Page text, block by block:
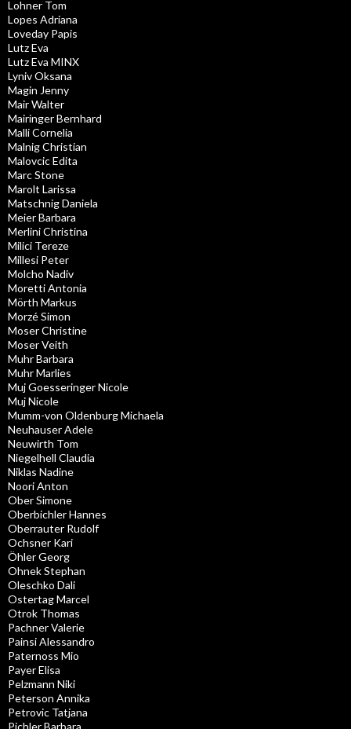
Lohner Tom
Lopes Adriana
Loveday Papis
Lutz Eva
Lutz Eva MINX
Lyniv Oksana
Magin Jenny
Mair Walter
Mairinger Bernhard
Malli Cornelia
Malnig Christian
Malovcic Edita
Marc Stone
Marolt Larissa
Matschnig Daniela
Meier Barbara
Merlini Christina
Milici Tereze
Millesi Peter
Molcho Nadiv
Moretti Antonia
Mörth Markus
Morzé Simon
Moser Christine
Moser Veith
Muhr Barbara
Muhr Marlies
Muj Goesseringer Nicole
Muj Nicole
Mumm-von Oldenburg Michaela
Neuhauser Adele
Neuwirth Tom
Niegelhell Claudia
Niklas Nadine
Noori Anton
Ober Simone
Oberbichler Hannes
Oberrauter Rudolf
Ochsner Kari
Öhler Georg
Ohnek Stephan
Oleschko Dali
Ostertag Marcel
Otrok Thomas
Pachner Valerie
Painsi Alessandro
Paternoss Mio
Payer Elisa
Pelzmann Niki
Peterson Annika
Petrovic Tatjana